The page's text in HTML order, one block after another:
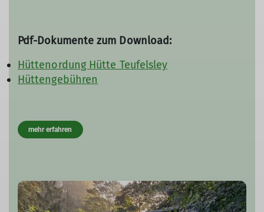
Pdf-Dokumente zum Download:
Hüttenordung Hütte Teufelsley
Hüttengebühren
mehr erfahren